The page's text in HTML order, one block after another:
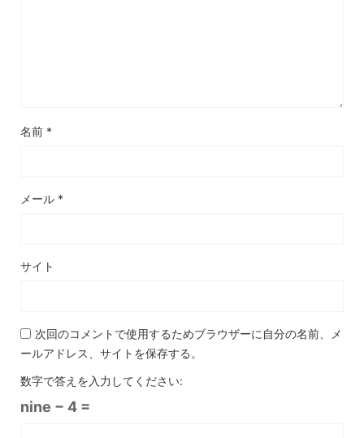
名前 *
メール *
サイト
次回のコメントで使用するためブラウザーに自分の名前、メ
ールアドレス、サイトを保存する。
数字で答えを入力してください:
nine − 4 =